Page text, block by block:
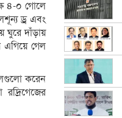
৪-০ গোলে
ড্র এবং
ঘুরে দাঁড়ায়
এগিয়ে গেল
করেন
রদ্রিগেজের